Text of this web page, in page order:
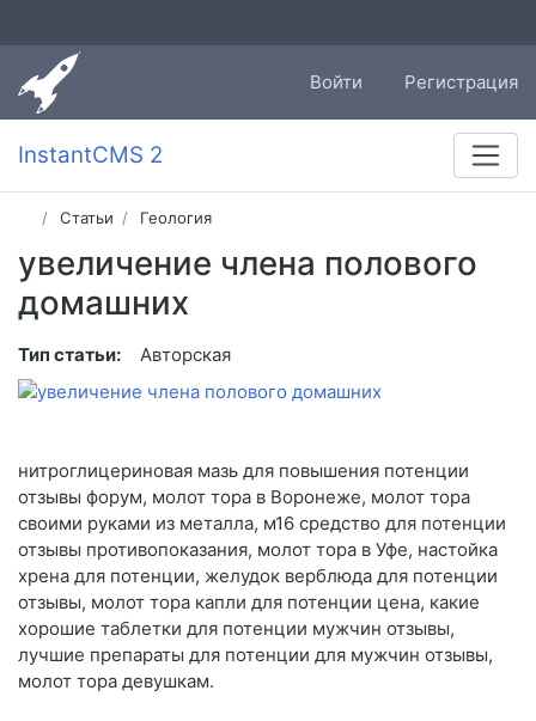
Войти Регистрация
InstantCMS 2
Статьи Геология
увеличение члена полового
домашних
Тип статьи: Авторская
нитроглицериновая мазь для повышения потенции
отзывы форум, молот тора в Воронеже, молот тора
своими руками из металла, м16 средство для потенции
отзывы противопоказания, молот тора в Уфе, настойка
хрена для потенции, желудок верблюда для потенции
отзывы, молот тора капли для потенции цена, какие
хорошие таблетки для потенции мужчин отзывы,
лучшие препараты для потенции для мужчин отзывы,
молот тора девушкам.